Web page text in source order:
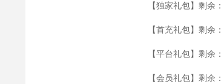
【独家礼包】剩余：
【首充礼包】剩余：
【平台礼包】剩余：
【会员礼包】剩余：